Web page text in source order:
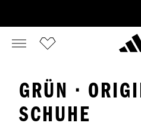
GRÜN ·
SCHUHE